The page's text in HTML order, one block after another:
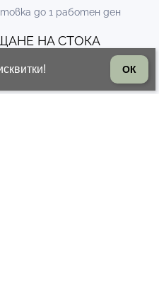
до 1 работен ден
НА СТОКА
ОК